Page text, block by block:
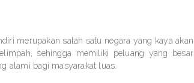
merupakan salah satu negara yang kaya akan
sehingga memiliki peluang yang besar
alami bagi masyarakat luas.